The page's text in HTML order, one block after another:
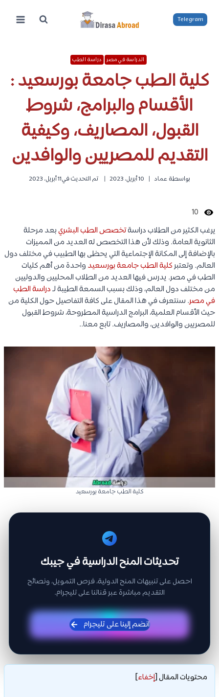
المحتوى
Telegram
الدراسة في مصر دراسة الطب
كلية الطب جامعة بورسعيد :
الأقسام والبرامج، شروط
القبول، المصاريف، وكيفية
التقديم للمصريين والوافدين
بواسطة عماد 10 أبريل، 2023 تم التحديث في11 أبريل، 2023
10
يرغب الكثير من الطلاب دراسةتخصص الطب البشريبعد مرحلة
الثانوية العامة. وذلك لأن هذا التخصص له العديد من المميزات
بالإضافة إلى المكانة الإجتماعية التي يحظى بها الطبيب في مختلف دول
العالم. وتعتبركلية الطبجامعة بورسعيد واحدة من أهم كليات
الطب في مصر. يدرس فيها العديد من الطلاب المحليين والدوليين
من مختلف دول العالم، وذلك بسبب السمعة الطيبة لـدراسة الطب
في مصر. سنتعرف في هذا المقال على كافة التفاصيل حول الكلية من
حيث الأقسام العلمية، البرامج الدراسية المطروحة، شروط القبول
للمصريين والوافدين، والمصاريف. تابع معنا..
كلية الطب جامعة بورسعيد
تحديثات المنح الدراسية في جيبك
احصل على تنبيهات المنح الدولية، فرص التمويل، ونصائح
التقديم مباشرة عبر قناتنا على تليجرام.
انضم إلينا على تليجرام
محتويات المقال[إخفاء]